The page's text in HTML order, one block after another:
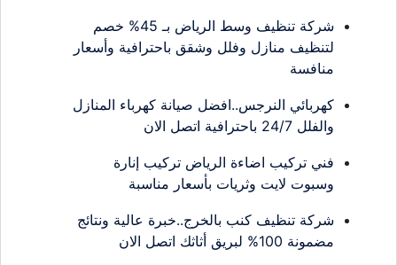
شركة تنظيف وسط الرياض بـ 45% خصم
لتنظيف منازل وفلل وشقق باحترافية وأسعار
منافسة
كهربائي النرجس..افضل صيانة كهرباء المنازل
والفلل 24/7 باحترافية اتصل الان
فني تركيب اضاءة الرياض تركيب إنارة
وسبوت لايت وثريات بأسعار مناسبة
شركة تنظيف كنب بالخرج..خبرة عالية ونتائج
مضمونة 100% لبريق أثاثك اتصل الان